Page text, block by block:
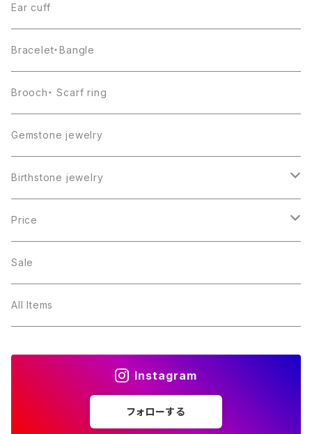
Ear cuff
Bracelet・Bangle
Brooch・ Scarf ring
Gemstone jewelry
Birthstone jewelry
１月・ガーネット
２月・アメジスト
３月・アクアマリン
Price
～5000円
～10000円
Sale
All Items
Instagram
フォローする